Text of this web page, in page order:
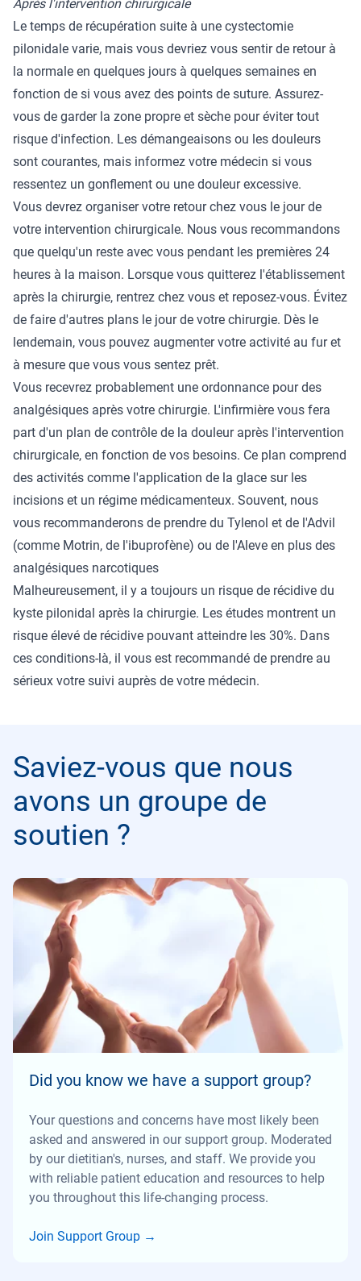
Après l'intervention chirurgicale
Le temps de récupération suite à une cystectomie
pilonidale varie, mais vous devriez vous sentir de retour à
la normale en quelques jours à quelques semaines en
fonction de si vous avez des points de suture. Assurez-
vous de garder la zone propre et sèche pour éviter tout
risque d'infection. Les démangeaisons ou les douleurs
sont courantes, mais informez votre médecin si vous
ressentez un gonflement ou une douleur excessive.
Vous devrez organiser votre retour chez vous le jour de
votre intervention chirurgicale. Nous vous recommandons
que quelqu'un reste avec vous pendant les premières 24
heures à la maison. Lorsque vous quitterez l'établissement
après la chirurgie, rentrez chez vous et reposez-vous. Évitez
de faire d'autres plans le jour de votre chirurgie. Dès le
lendemain, vous pouvez augmenter votre activité au fur et
à mesure que vous vous sentez prêt.
Vous recevrez probablement une ordonnance pour des
analgésiques après votre chirurgie. L'infirmière vous fera
part d'un plan de contrôle de la douleur après l'intervention
chirurgicale, en fonction de vos besoins. Ce plan comprend
des activités comme l'application de la glace sur les
incisions et un régime médicamenteux. Souvent, nous
vous recommanderons de prendre du Tylenol et de l'Advil
(comme Motrin, de l'ibuprofène) ou de l'Aleve en plus des
analgésiques narcotiques
Malheureusement, il y a toujours un risque de récidive du
kyste pilonidal après la chirurgie. Les études montrent un
risque élevé de récidive pouvant atteindre les 30%. Dans
ces conditions-là, il vous est recommandé de prendre au
sérieux votre suivi auprès de votre médecin.
Saviez-vous que nous
avons un groupe de
soutien ?
Did you know we have a support group?
Your questions and concerns have most likely been
asked and answered in our support group. Moderated
by our dietitian's, nurses, and staff. We provide you
with reliable patient education and resources to help
you throughout this life-changing process.
Join Support Group →